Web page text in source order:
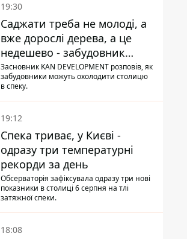
19:30
Саджати треба не молоді, а
вже дорослі дерева, а це
недешево - забудовник
Ніконов
Засновник KAN DEVELOPMENT розповів, як
забудовники можуть охолодити столицю
в спеку.
19:12
Спека триває, у Києві -
одразу три температурні
рекорди за день
Обсерваторія зафіксувала одразу три нові
показники в столиці 6 серпня на тлі
затяжної спеки.
18:08